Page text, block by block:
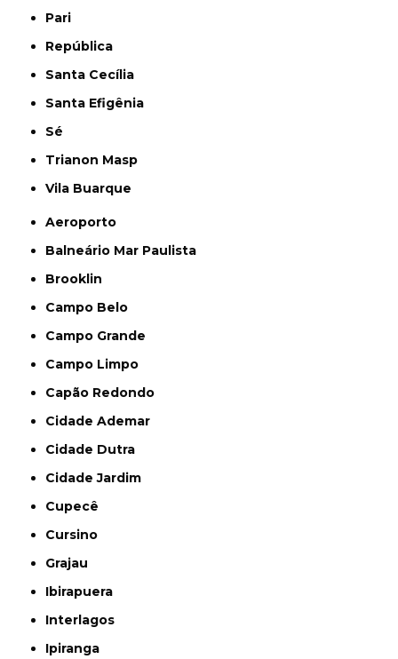
Pari
República
Santa Cecília
Santa Efigênia
Sé
Trianon Masp
Vila Buarque
Aeroporto
Balneário Mar Paulista
Brooklin
Campo Belo
Campo Grande
Campo Limpo
Capão Redondo
Cidade Ademar
Cidade Dutra
Cidade Jardim
Cupecê
Cursino
Grajau
Ibirapuera
Interlagos
Ipiranga